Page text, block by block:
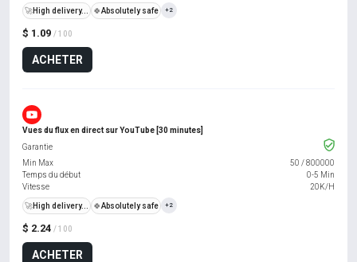
$ 1.09 / 100
ACHETER
🚀High delivery... 🍀Absolutely safe +2
Vues du flux en direct sur YouTube [30 minutes]
$ 2.24 / 100
ACHETER
Garantie
Min Max
50 /800000
Temps du début
0-5 Min
Vitesse
20K/H
🚀High delivery... 🍀Absolutely safe +2